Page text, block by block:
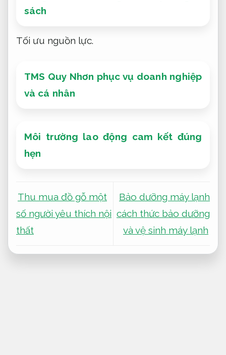
sách
Tối ưu nguồn lực.
TMS Quy Nhơn phục vụ doanh nghiệp
và cá nhân
Môi trường lao động cam kết đúng
hẹn
Thu mua đồ gỗ một
số người yêu thích nội
thất
Bảo dưỡng máy lạnh
cách thức bảo dưỡng
và vệ sinh máy lạnh